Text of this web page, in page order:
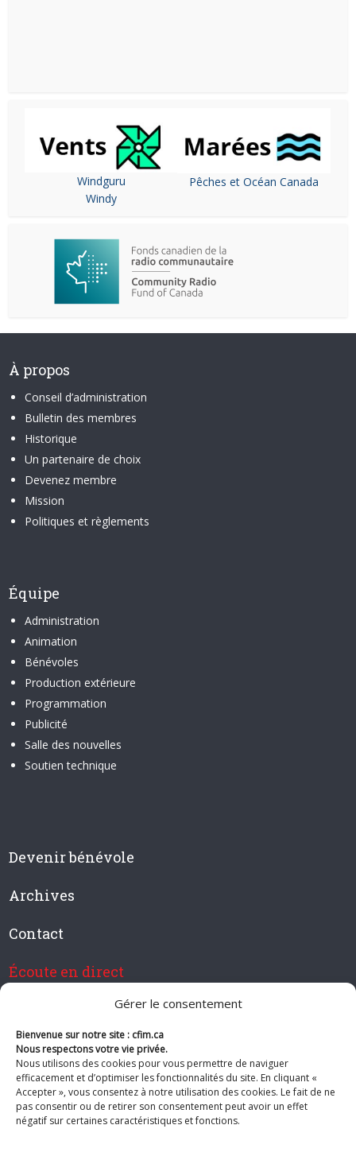
Gérer le consentement
Bienvenue sur notre site : cfim.ca
Nous respectons votre vie privée.
Nous utilisons des cookies pour vous permettre de naviguer
efficacement et d’optimiser les fonctionnalités du site. En cliquant «
Accepter », vous consentez à notre utilisation des cookies. Le fait de ne
pas consentir ou de retirer son consentement peut avoir un effet
négatif sur certaines caractéristiques et fonctions.
Windguru
Windy
Pêches et Océan Canada
À propos
Conseil d’administration
Bulletin des membres
Historique
Un partenaire de choix
Devenez membre
Mission
Politiques et règlements
Équipe
Administration
Animation
Bénévoles
Production extérieure
Programmation
Publicité
Salle des nouvelles
Soutien technique
Devenir bénévole
Archives
Contact
Écoute en direct
Devenir membre de CFIM
Suivez-nous